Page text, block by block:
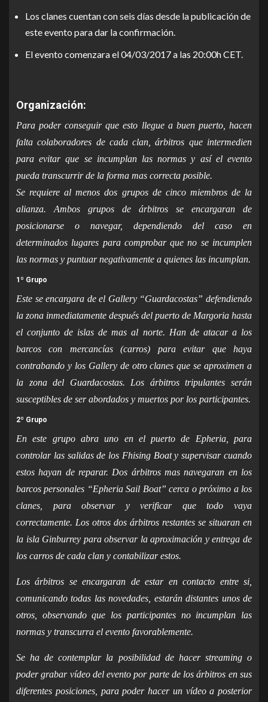
Los clanes cuentan con seis días desde la publicación de
este evento para dar la confirmación.
El evento comenzara el 04/03/2017 a las 20:00h CET.
Organización:
Para poder conseguir que esto llegue a buen puerto, hacen
falta colaboradores de cada clan, árbitros que intermedien
para evitar que se incumplan las normas y así el evento
pueda transcurrir de la forma mas correcta posible.
Se requiere al menos dos grupos de cinco miembros de la
alianza. Ambos grupos de árbitros se encargaran de
posicionarse o navegar, dependiendo del caso en
determinados lugares para comprobar que no se incumplen
las normas y puntuar negativamente a quienes las incumplan.
1º Grupo
Este se encargara de el Gallery “Guardacostas” defendiendo
la zona inmediatamente después del puerto de Margoria hasta
el conjunto de islas de mas al norte. Han de atacar a los
barcos con mercancías (carros) para evitar que haya
contrabando y los Gallery de otro clanes que se aproximen a
la zona del Guardacostas. Los árbitros tripulantes serán
susceptibles de ser abordados y muertos por los participantes.
2º Grupo
En este grupo abra uno en el puerto de Epheria, para
controlar las salidas de los Fhising Boat y supervisar cuando
estos hayan de reparar. Dos árbitros mas navegaran en los
barcos personales “Epheria Sail Boat” cerca o próximo a los
clanes, para observar y verificar que todo vaya
correctamente. Los otros dos árbitros restantes se situaran en
la isla Ginburrey para observar la aproximación y entrega de
los carros de cada clan y contabilizar estos.
Los árbitros se encargaran de estar en contacto entre si,
comunicando todas las novedades, estarán distantes unos de
otros, observando que los participantes no incumplan las
normas y transcurra el evento favorablemente.
Se ha de contemplar la posibilidad de hacer streaming o
poder grabar vídeo del evento por parte de los árbitros en sus
diferentes posiciones, para poder hacer un vídeo a posterior